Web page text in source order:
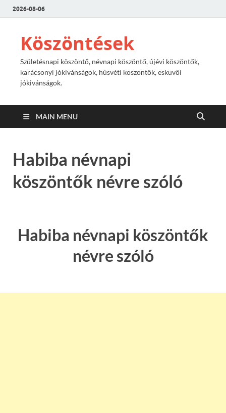
2026-08-06
Köszöntések
Születésnapi köszöntő, névnapi köszöntő, újévi köszöntők,
karácsonyi jókívánságok, húsvéti köszöntők, esküvői
jókivánságok.
MAIN MENU
Habiba névnapi
köszöntők névre szóló
Habiba névnapi köszöntők
névre szóló